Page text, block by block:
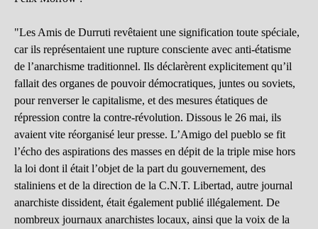
"Les Amis de Durruti revêtaient une signification toute spéciale,
car ils représentaient une rupture consciente avec anti-étatisme
de l’anarchisme traditionnel. Ils déclarèrent explicitement qu’il
fallait des organes de pouvoir démocratiques, juntes ou soviets,
pour renverser le capitalisme, et des mesures étatiques de
répression contre la contre-révolution. Dissous le 26 mai, ils
avaient vite réorganisé leur presse. L’Amigo del pueblo se fit
l’écho des aspirations des masses en dépit de la triple mise hors
la loi dont il était l’objet de la part du gouvernement, des
staliniens et de la direction de la C.N.T. Libertad, autre journal
anarchiste dissident, était également publié illégalement. De
nombreux journaux anarchistes locaux, ainsi que la voix de la